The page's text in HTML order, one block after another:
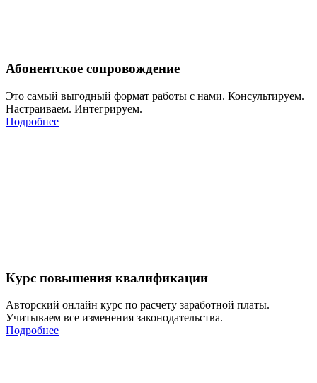
Абонентское сопровождение
Это самый выгодный формат работы с нами. Консультируем.
Настраиваем. Интегрируем.
Подробнее
Курс повышения квалификации
Авторский онлайн курс по расчету заработной платы.
Учитываем все изменения законодательства.
Подробнее